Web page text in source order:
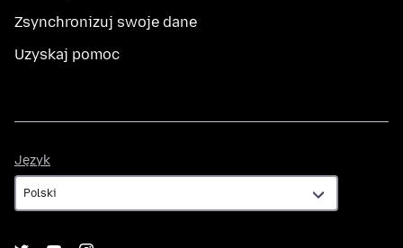
Zsynchronizuj swoje dane
Uzyskaj pomoc
Język